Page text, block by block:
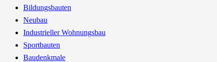
Bildungsbauten
Neubau
Industrieller Wohnungsbau
Sportbauten
Baudenkmale